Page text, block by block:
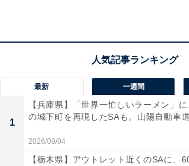
最新 一週間
1
【兵庫県】「世界一忙しいラーメン」
の城下町を再現したSAも。山陽自動車道
2026/08/04
【栃木県】アウトレット近くのSAに、